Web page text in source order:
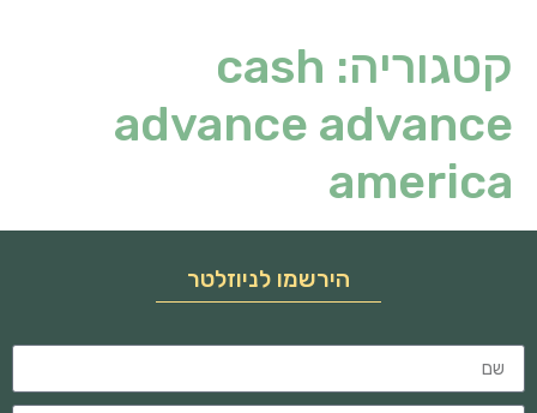
קטגוריה: cash
advance advance
america
הירשמו לניוזלטר